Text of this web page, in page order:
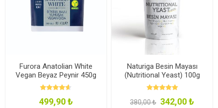
Furora Anatolian White
Vegan Beyaz Peynir 450g
499,90 ₺
Naturiga Besin Mayası
(Nutritional Yeast) 100g
380,00 ₺ 342,00 ₺